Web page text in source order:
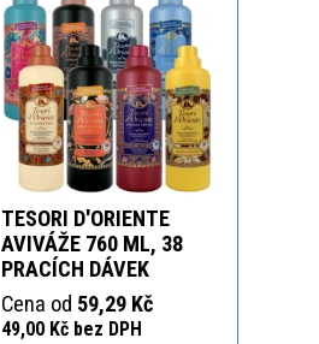
TESORI D'ORIENTE
AVIVÁŽE 760 ML, 38
PRACÍCH DÁVEK
Cena od 59,29 Kč
49,00 Kč bez DPH